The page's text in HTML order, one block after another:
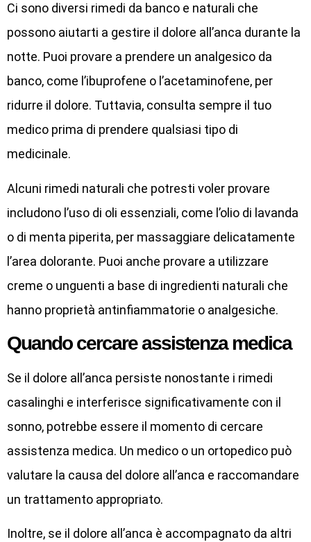
Ci sono diversi rimedi da banco e naturali che
possono aiutarti a gestire il dolore all’anca durante la
notte. Puoi provare a prendere un analgesico da
banco, come l’ibuprofene o l’acetaminofene, per
ridurre il dolore. Tuttavia, consulta sempre il tuo
medico prima di prendere qualsiasi tipo di
medicinale.
Alcuni rimedi naturali che potresti voler provare
includono l’uso di oli essenziali, come l’olio di lavanda
o di menta piperita, per massaggiare delicatamente
l’area dolorante. Puoi anche provare a utilizzare
creme o unguenti a base di ingredienti naturali che
hanno proprietà antinfiammatorie o analgesiche.
Quando cercare assistenza medica
Se il dolore all’anca persiste nonostante i rimedi
casalinghi e interferisce significativamente con il
sonno, potrebbe essere il momento di cercare
assistenza medica. Un medico o un ortopedico può
valutare la causa del dolore all’anca e raccomandare
un trattamento appropriato.
Inoltre, se il dolore all’anca è accompagnato da altri